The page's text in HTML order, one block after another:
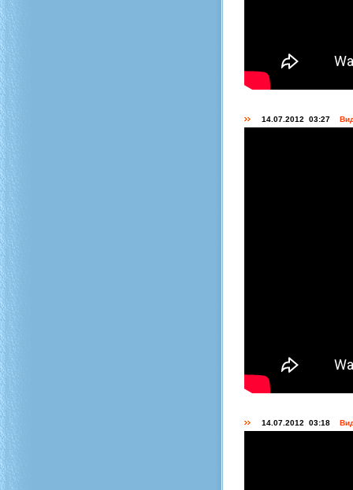
14.07.2012 03:27
14.07.2012 03:18